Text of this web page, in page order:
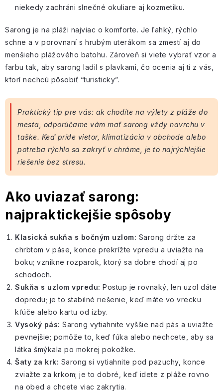
niekedy zachráni slnečné okuliare aj kozmetiku.
Sarong je na pláži najviac o komforte. Je ľahký, rýchlo
schne a v porovnaní s hrubým uterákom sa zmestí aj do
menšieho plážového batohu. Zároveň si viete vybrať vzor a
farbu tak, aby sarong ladil s plavkami, čo ocenia aj tí z vás,
ktorí nechcú pôsobiť “turisticky”.
Praktický tip pre vás: ak chodíte na výlety z pláže do
mesta, odporúčame vám mať sarong vždy navrchu v
taške. Keď príde vietor, klimatizácia v obchode alebo
potreba rýchlo sa zakryť v chráme, je to najrýchlejšie
riešenie bez stresu.
Ako uviazať sarong:
najpraktickejšie spôsoby
Klasická sukňa s bočným uzlom: Sarong držte za
chrbtom v páse, konce prekrížte vpredu a uviažte na
boku; vznikne rozparok, ktorý sa dobre chodí aj po
schodoch.
Sukňa s uzlom vpredu: Postup je rovnaký, len uzol dáte
dopredu; je to stabilné riešenie, keď máte vo vrecku
kľúče alebo kartu od izby.
Vysoký pás: Sarong vytiahnite vyššie nad pás a uviažte
pevnejšie; pomôže to, keď fúka alebo nechcete, aby sa
látka šmýkala po mokrej pokožke.
Šaty za krk: Sarong si vytiahnite pod pazuchy, konce
zviažte za krkom; je to dobré, keď idete z pláže rovno
na obed a chcete viac zakrytia.